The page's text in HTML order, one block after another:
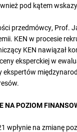
pod kątem
przedmówcy, Prof.
KEN w procesie
KEN nawiązał
eksperckiej w
NA POZIOM
wpłynie na zmianę